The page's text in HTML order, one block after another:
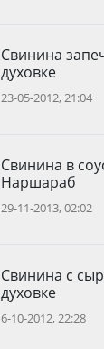
Свинина
духовке
23-05-2012, 21:04
Свинина в
Наршараб
29-11-2013, 02:02
Свинина с
духовке
6-10-2012, 22:28